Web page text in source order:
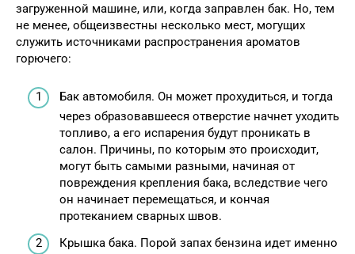
загруженной машине, или, когда заправлен бак. Но, тем
не менее, общеизвестны несколько мест, могущих
служить источниками распространения ароматов
горючего:
Бак автомобиля. Он может прохудиться, и тогда
через образовавшееся отверстие начнет уходить
топливо, а его испарения будут проникать в
салон. Причины, по которым это происходит,
могут быть самыми разными, начиная от
повреждения крепления бака, вследствие чего
он начинает перемещаться, и кончая
протеканием сварных швов.
Крышка бака. Порой запах бензина идет именно